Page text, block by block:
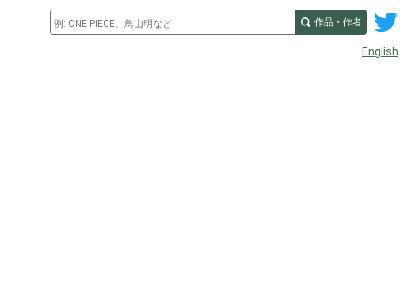
作品・作者
English